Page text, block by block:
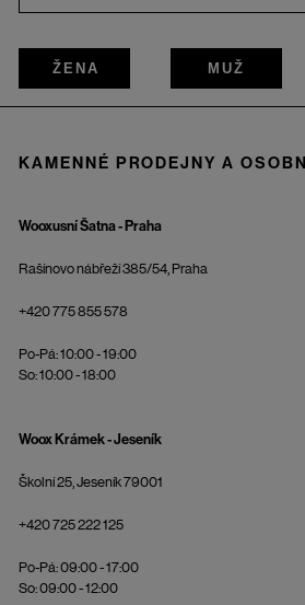
ŽENA MUŽ
KAMENNÉ PRODEJNY A
Wooxusní Šatna - Praha
Rašínovo nábřeží 385/54, Praha
+420 775 855 578
Po-Pá: 10:00 - 19:00
So: 10:00 - 18:00
Woox Krámek - Jeseník
Školní 25, Jeseník 79001
+420 725 222 125
Po-Pá: 09:00 - 17:00
So: 09:00 - 12:00